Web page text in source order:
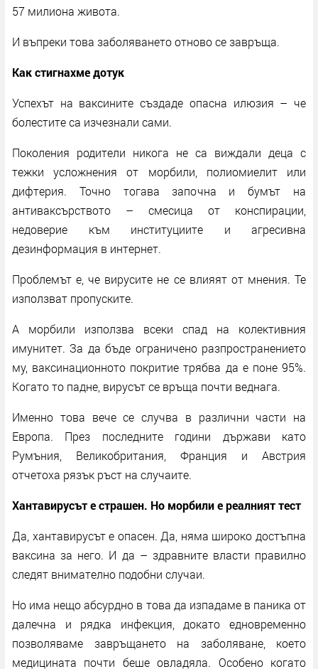
57 милиона живота.
И въпреки това заболяването отново се завръща.
Как стигнахме дотук
Успехът на ваксините създаде опасна илюзия – че
болестите са изчезнали сами.
Поколения родители никога не са виждали деца с
тежки усложнения от морбили, полиомиелит или
дифтерия. Точно тогава започна и бумът на
антиваксърството – смесица от конспирации,
недоверие към институциите и агресивна
дезинформация в интернет.
Проблемът е, че вирусите не се влияят от мнения. Те
използват пропуските.
А морбили използва всеки спад на колективния
имунитет. За да бъде ограничено разпространението
му, ваксинационното покритие трябва да е поне 95%.
Когато то падне, вирусът се връща почти веднага.
Именно това вече се случва в различни части на
Европа. През последните години държави като
Румъния, Великобритания, Франция и Австрия
отчетоха рязък ръст на случаите.
Хантавирусът е страшен. Но морбили е реалният тест
Да, хантавирусът е опасен. Да, няма широко достъпна
ваксина за него. И да – здравните власти правилно
следят внимателно подобни случаи.
Но има нещо абсурдно в това да изпадаме в паника от
далечна и рядка инфекция, докато едновременно
позволяваме завръщането на заболяване, което
медицината почти беше овладяла. Особено когато